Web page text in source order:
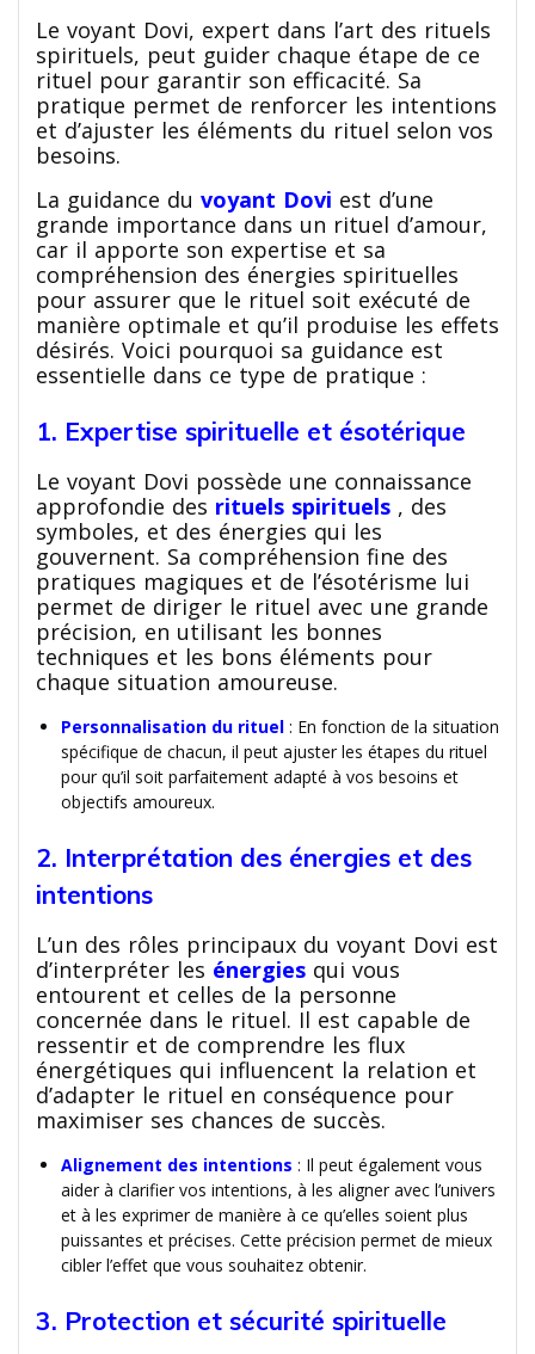
Le voyant Dovi, expert dans l’art des rituels
spirituels, peut guider chaque étape de ce
rituel pour garantir son efficacité. Sa
pratique permet de renforcer les intentions
et d’ajuster les éléments du rituel selon vos
besoins.
La guidance du voyant Dovi est d’une
grande importance dans un rituel d’amour,
car il apporte son expertise et sa
compréhension des énergies spirituelles
pour assurer que le rituel soit exécuté de
manière optimale et qu’il produise les effets
désirés. Voici pourquoi sa guidance est
essentielle dans ce type de pratique :
1. Expertise spirituelle et ésotérique
Le voyant Dovi possède une connaissance
approfondie des rituels spirituels , des
symboles, et des énergies qui les
gouvernent. Sa compréhension fine des
pratiques magiques et de l’ésotérisme lui
permet de diriger le rituel avec une grande
précision, en utilisant les bonnes
techniques et les bons éléments pour
chaque situation amoureuse.
Personnalisation du rituel : En fonction de la situation
spécifique de chacun, il peut ajuster les étapes du rituel
pour qu’il soit parfaitement adapté à vos besoins et
objectifs amoureux.
2. Interprétation des énergies et des
intentions
L’un des rôles principaux du voyant Dovi est
d’interpréter les énergies qui vous
entourent et celles de la personne
concernée dans le rituel. Il est capable de
ressentir et de comprendre les flux
énergétiques qui influencent la relation et
d’adapter le rituel en conséquence pour
maximiser ses chances de succès.
Alignement des intentions : Il peut également vous
aider à clarifier vos intentions, à les aligner avec l’univers
et à les exprimer de manière à ce qu’elles soient plus
puissantes et précises. Cette précision permet de mieux
cibler l’effet que vous souhaitez obtenir.
3. Protection et sécurité spirituelle